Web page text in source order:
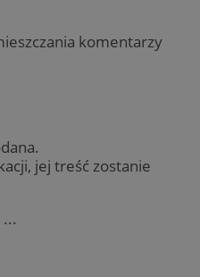
komentarzy
jej treść zostanie